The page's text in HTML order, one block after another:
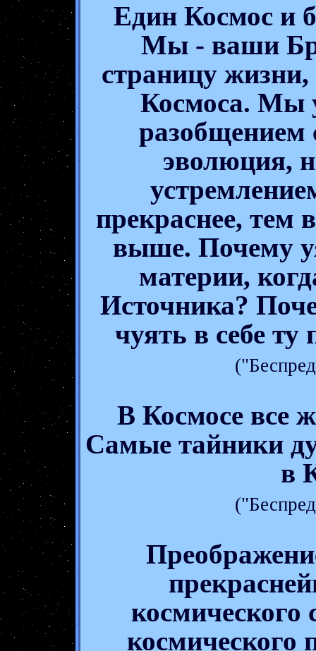
Един Космос и
Мы - ваши
страницу жизни,
Космоса. Мы
разобщением
эволюция,
прекраснее,
выше. Почему
материи,
Источника?
чуять в себе
В Космосе все
Самые тайники
в
космического
космического